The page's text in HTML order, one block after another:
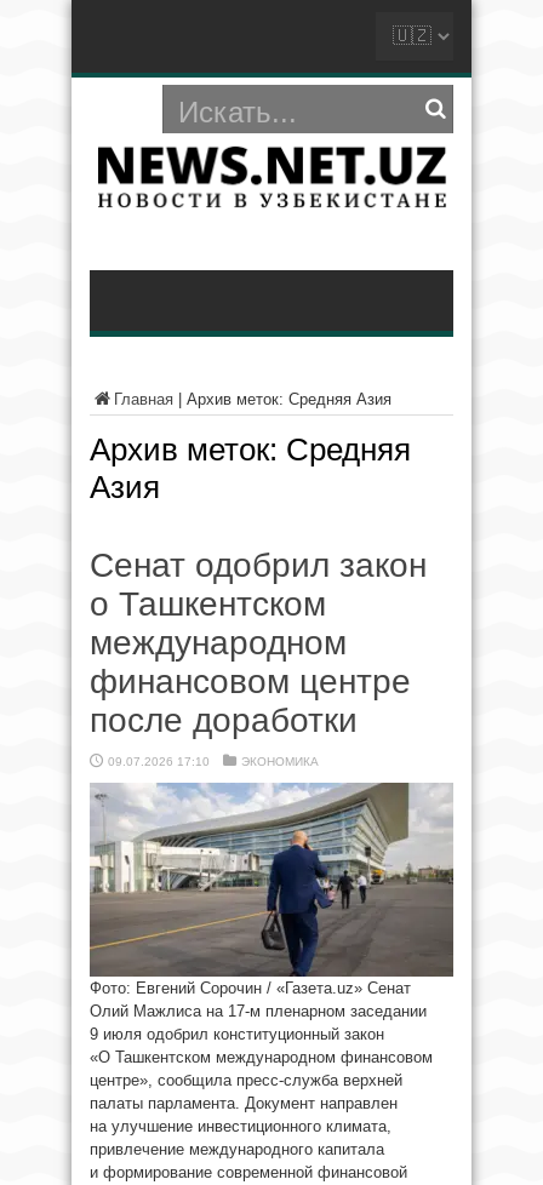
Главная Архив меток: Средняя Азия
Архив меток: Средняя
Азия
Сенат одобрил закон
о Ташкентском
международном
финансовом центре
после доработки
09.07.2026 17:10 ЭКОНОМИКА
Фото: Евгений Сорочин / «Газета.uz» Сенат
Олий Мажлиса на 17-м пленарном заседании
9 июля одобрил конституционный закон
«О Ташкентском международном финансовом
центре», сообщила пресс-служба верхней
палаты парламента. Документ направлен
на улучшение инвестиционного климата,
привлечение международного капитала
и формирование современной финансовой